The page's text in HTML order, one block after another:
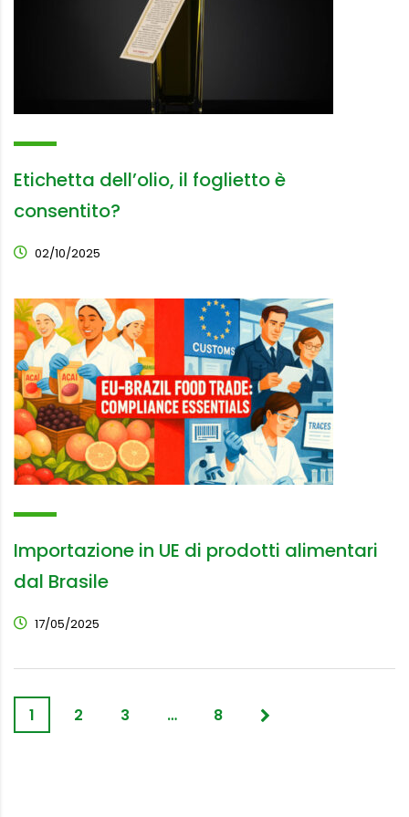
Etichetta dell’olio, il foglietto è
consentito?
02/10/2025
Importazione in UE di prodotti alimentari
dal Brasile
17/05/2025
1 2 3 … 8